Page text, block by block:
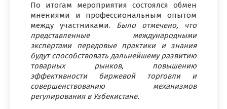
По итогам мероприятия состоялся обмен
мнениями и профессиональным опытом
между участниками. Было отмечено, что
представленные международными
экспертами передовые практики и знания
будут способствовать дальнейшему развитию
товарных рынков, повышению
эффективности биржевой торговли и
совершенствованию механизмов
регулирования в Узбекистане.